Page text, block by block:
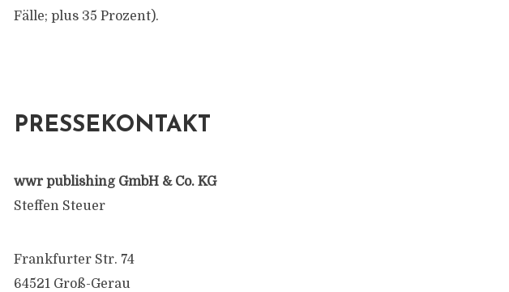
Fälle; plus 35 Prozent).
PRESSEKONTAKT
wwr publishing GmbH & Co. KG
Steffen Steuer
Frankfurter Str. 74
64521 Groß-Gerau